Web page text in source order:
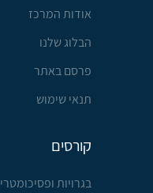
אודות המרכז
הבלוג שלנו
פרסם באתר
תנאי שימוש
קורסים
בגרויות ופסיכומטרי